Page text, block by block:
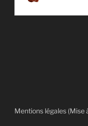
Mentions légales (Mise